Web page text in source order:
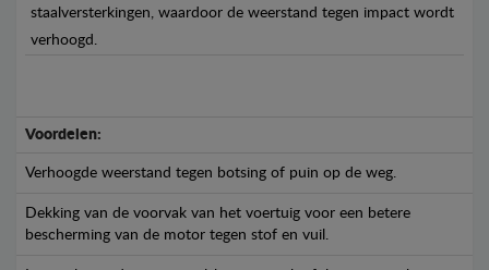
staalversterkingen, waardoor de weerstand tegen impact wordt
verhoogd.
Voordelen:
Verhoogde weerstand tegen botsing of puin op de weg.
Dekking van de voorvak van het voertuig voor een betere
bescherming van de motor tegen stof en vuil.